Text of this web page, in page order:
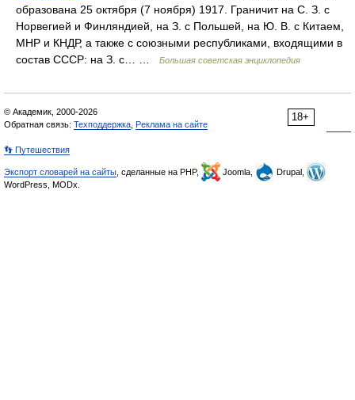
образована 25 октября (7 ноября) 1917. Граничит на С. З. с
Норвегией и Финляндией, на З. с Польшей, на Ю. В. с Китаем,
МНР и КНДР, а также с союзными республиками, входящими в
состав СССР: на З. с… …
Большая советская энциклопедия
18+
© Академик, 2000-2026
Обратная связь: Техподдержка Реклама на сайте
👣 Путешествия
Экспорт словарей на сайты , сделанные на PHP, Joomla,
Drupal,
WordPress, MODx.